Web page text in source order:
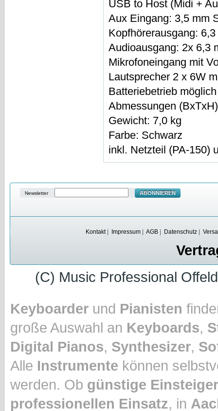
USB to Host (Midi +
Aux Eingang: 3,5 mm
Kopfhörerausgang:
Audioausgang: 2x 6,3
Mikrofoneingang mit
Lautsprecher 2 x 6W
Batteriebetrieb
Abmessungen
Gewicht: 7,0 kg
Farbe: Schwarz
inkl. Netzteil (PA-150)
Newsletter ABONNIEREN
Kontakt| Impressum AGB Datenschutz
(C) Music Professional
Keyboarder und Pianisten
große Auswahl an Keyboards,
Digital Pianos, Synthesizer,
Alle Instrumente können
werden. Ob günstige
professionellen Einsatz, in